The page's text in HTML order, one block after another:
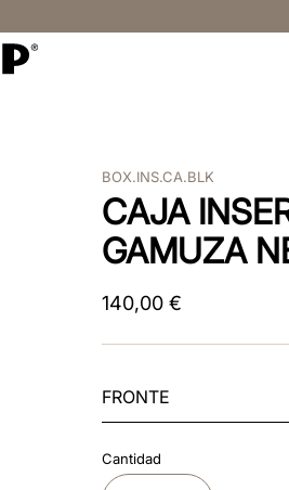
BOX.INS.CA.BLK
CAJA
GAMUZA
140,00 €
FRONTE
Cantidad